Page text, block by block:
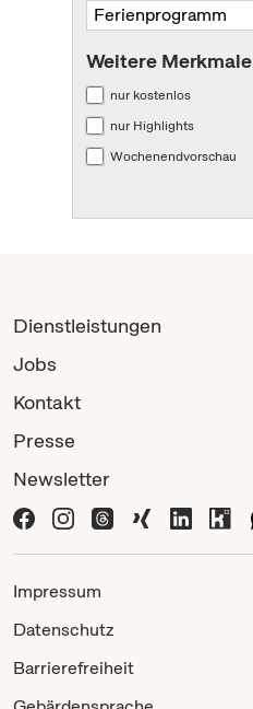
Weitere Merkmale
nur kostenlos
nur Highlights
Wochenendvorschau
Dienstleistungen
Jobs
Kontakt
Presse
Newsletter
Impressum
Datenschutz
Barrierefreiheit